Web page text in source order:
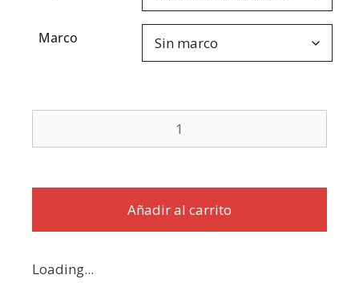
Marco
Añadir al carrito
Loading...